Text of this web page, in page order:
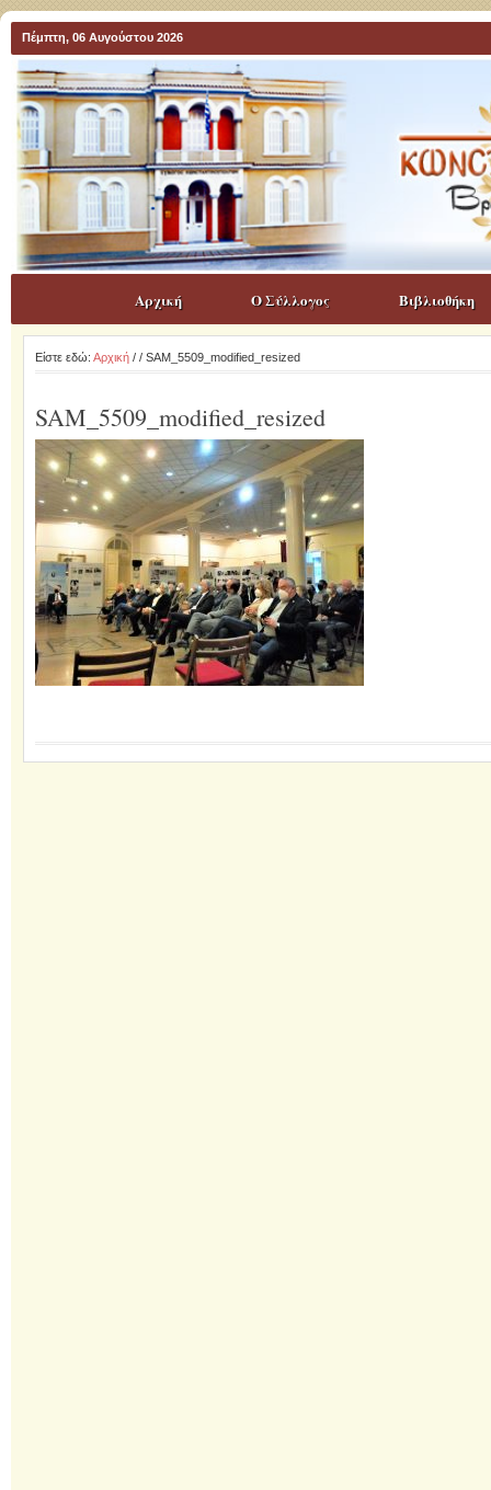
Πέμπτη, 06 Αυγούστου 2026
Αρχική Ο Σύλλογος Βιβλιοθήκη
Είστε εδώ: Αρχική/ / SAM_5509_modified_resized
SAM_5509_modified_resized